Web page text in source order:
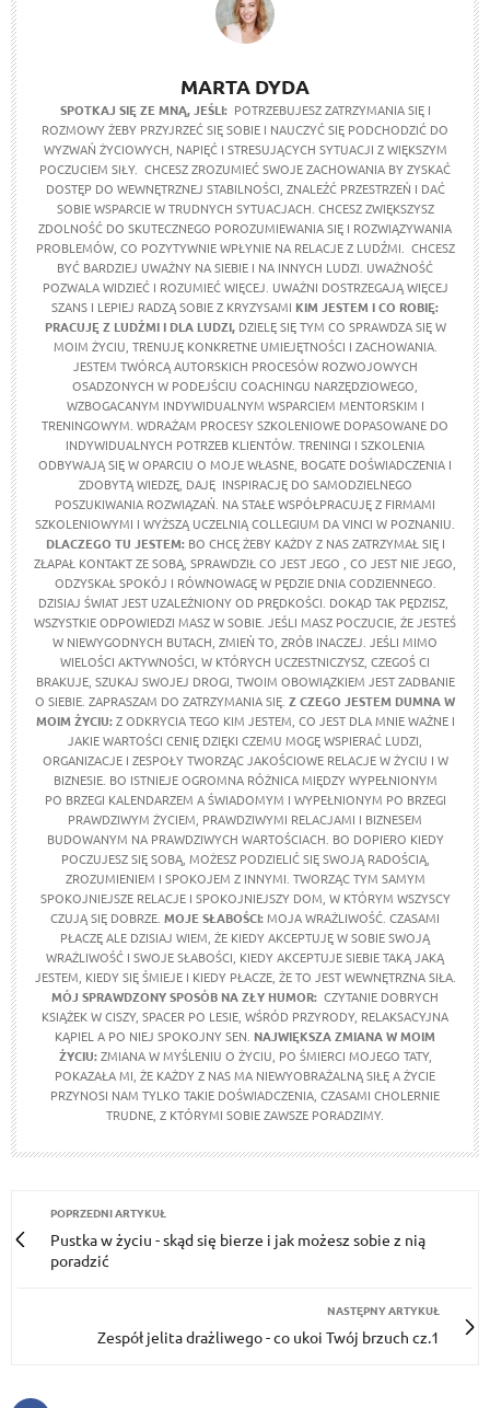
MARTA DYDA
SPOTKAJ SIĘ ZE MNĄ, JEŚLI: POTRZEBUJESZ ZATRZYMANIA SIĘ I
ROZMOWY ŻEBY PRZYJRZEĆ SIĘ SOBIE I NAUCZYĆ SIĘ PODCHODZIĆ DO
WYZWAŃ ŻYCIOWYCH, NAPIĘĆ I STRESUJĄCYCH SYTUACJI Z WIĘKSZYM
POCZUCIEM SIŁY. CHCESZ ZROZUMIEĆ SWOJE ZACHOWANIA BY ZYSKAĆ
DOSTĘP DO WEWNĘTRZNEJ STABILNOŚCI, ZNALEŹĆ PRZESTRZEŃ I DAĆ
SOBIE WSPARCIE W TRUDNYCH SYTUACJACH. CHCESZ ZWIĘKSZYSZ
ZDOLNOŚĆ DO SKUTECZNEGO POROZUMIEWANIA SIĘ I ROZWIĄZYWANIA
PROBLEMÓW, CO POZYTYWNIE WPŁYNIE NA RELACJE Z LUDŹMI. CHCESZ
BYĆ BARDZIEJ UWAŻNY NA SIEBIE I NA INNYCH LUDZI. UWAŻNOŚĆ
POZWALA WIDZIEĆ I ROZUMIEĆ WIĘCEJ. UWAŻNI DOSTRZEGAJĄ WIĘCEJ
SZANS I LEPIEJ RADZĄ SOBIE Z KRYZYSAMI KIM JESTEM I CO ROBIĘ:
PRACUJĘ Z LUDŹMI I DLA LUDZI,DZIELĘ SIĘ TYM CO SPRAWDZA SIĘ W
MOIM ŻYCIU, TRENUJĘ KONKRETNE UMIEJĘTNOŚCI I ZACHOWANIA.
JESTEM TWÓRCĄ AUTORSKICH PROCESÓW ROZWOJOWYCH
OSADZONYCH W PODEJŚCIU COACHINGU NARZĘDZIOWEGO,
WZBOGACANYM INDYWIDUALNYM WSPARCIEM MENTORSKIM I
TRENINGOWYM. WDRAŻAM PROCESY SZKOLENIOWE DOPASOWANE DO
INDYWIDUALNYCH POTRZEB KLIENTÓW. TRENINGI I SZKOLENIA
ODBYWAJĄ SIĘ W OPARCIU O MOJE WŁASNE, BOGATE DOŚWIADCZENIA I
ZDOBYTĄ WIEDZĘ, DAJĘ INSPIRACJĘ DO SAMODZIELNEGO
POSZUKIWANIA ROZWIĄZAŃ. NA STAŁE WSPÓŁPRACUJĘ Z FIRMAMI
SZKOLENIOWYMI I WYŻSZĄ UCZELNIĄ COLLEGIUM DA VINCI W POZNANIU.
DLACZEGO TU JESTEM: BO CHCĘ ŻEBY KAŻDY Z NAS ZATRZYMAŁ SIĘ I
ZŁAPAŁ KONTAKT ZE SOBĄ, SPRAWDZIŁ CO JEST JEGO , CO JEST NIE JEGO,
ODZYSKAŁ SPOKÓJ I RÓWNOWAGĘ W PĘDZIE DNIA CODZIENNEGO.
DZISIAJ ŚWIAT JEST UZALEŻNIONY OD PRĘDKOŚCI. DOKĄD TAK PĘDZISZ,
WSZYSTKIE ODPOWIEDZI MASZ W SOBIE. JEŚLI MASZ POCZUCIE, ŻE JESTEŚ
W NIEWYGODNYCH BUTACH, ZMIEŃ TO, ZRÓB INACZEJ. JEŚLI MIMO
WIELOŚCI AKTYWNOŚCI, W KTÓRYCH UCZESTNICZYSZ, CZEGOŚ CI
BRAKUJE, SZUKAJ SWOJEJ DROGI, TWOIM OBOWIĄZKIEM JEST ZADBANIE
O SIEBIE. ZAPRASZAM DO ZATRZYMANIA SIĘ. Z CZEGO JESTEM DUMNA W
MOIM ŻYCIU:Z ODKRYCIA TEGO KIM JESTEM, CO JEST DLA MNIE WAŻNE I
JAKIE WARTOŚCI CENIĘ DZIĘKI CZEMU MOGĘ WSPIERAĆ LUDZI,
ORGANIZACJE I ZESPOŁY TWORZĄC JAKOŚCIOWE RELACJE W ŻYCIU I W
BIZNESIE. BO ISTNIEJE OGROMNA RÓŻNICA MIĘDZY WYPEŁNIONYM
PO BRZEGI KALENDARZEM A ŚWIADOMYM I WYPEŁNIONYM PO BRZEGI
PRAWDZIWYM ŻYCIEM, PRAWDZIWYMI RELACJAMI I BIZNESEM
BUDOWANYM NA PRAWDZIWYCH WARTOŚCIACH. BO DOPIERO KIEDY
POCZUJESZ SIĘ SOBĄ, MOŻESZ PODZIELIĆ SIĘ SWOJĄ RADOŚCIĄ,
ZROZUMIENIEM I SPOKOJEM Z INNYMI. TWORZĄC TYM SAMYM
SPOKOJNIEJSZE RELACJE I SPOKOJNIEJSZY DOM, W KTÓRYM WSZYSCY
CZUJĄ SIĘ DOBRZE. MOJE SŁABOŚCI:MOJA WRAŻLIWOŚĆ. CZASAMI
PŁACZĘ ALE DZISIAJ WIEM, ŻE KIEDY AKCEPTUJĘ W SOBIE SWOJĄ
WRAŻLIWOŚĆ I SWOJE SŁABOŚCI, KIEDY AKCEPTUJE SIEBIE TAKĄ JAKĄ
JESTEM, KIEDY SIĘ ŚMIEJE I KIEDY PŁACZE, ŻE TO JEST WEWNĘTRZNA SIŁA.
MÓJ SPRAWDZONY SPOSÓB NA ZŁY HUMOR: CZYTANIE DOBRYCH
KSIĄŻEK W CISZY, SPACER PO LESIE, WŚRÓD PRZYRODY, RELAKSACYJNA
KĄPIEL A PO NIEJ SPOKOJNY SEN. NAJWIĘKSZA ZMIANA W MOIM
ŻYCIU:ZMIANA W MYŚLENIU O ŻYCIU, PO ŚMIERCI MOJEGO TATY,
POKAZAŁA MI, ŻE KAŻDY Z NAS MA NIEWYOBRAŻALNĄ SIŁĘ A ŻYCIE
PRZYNOSI NAM TYLKO TAKIE DOŚWIADCZENIA, CZASAMI CHOLERNIE
TRUDNE, Z KTÓRYMI SOBIE ZAWSZE PORADZIMY.
POPRZEDNI ARTYKUŁ
Pustka w życiu - skąd się bierze i jak możesz sobie z nią
poradzić
NASTĘPNY ARTYKUŁ
Zespół jelita drażliwego - co ukoi Twój brzuch cz.1